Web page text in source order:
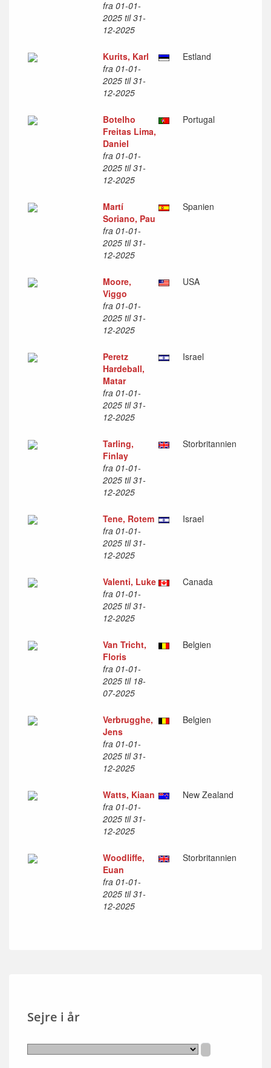
fra 01-01-
2025 til 31-
12-2025
Kurits, Karl
fra 01-01-
2025 til 31-
12-2025
Estland
Botelho
Freitas Lima,
Daniel
fra 01-01-
2025 til 31-
12-2025
Portugal
Martí
Soriano, Pau
fra 01-01-
2025 til 31-
12-2025
Spanien
Moore,
Viggo
fra 01-01-
2025 til 31-
12-2025
USA
Peretz
Hardeball,
Matar
fra 01-01-
2025 til 31-
12-2025
Israel
Tarling,
Finlay
fra 01-01-
2025 til 31-
12-2025
Storbritannien
Tene, Rotem
fra 01-01-
2025 til 31-
12-2025
Israel
Valenti, Luke
fra 01-01-
2025 til 31-
12-2025
Canada
Van Tricht,
Floris
fra 01-01-
2025 til 18-
07-2025
Belgien
Verbrugghe,
Jens
fra 01-01-
2025 til 31-
12-2025
Belgien
Watts, Kiaan
fra 01-01-
2025 til 31-
12-2025
New Zealand
Woodliffe,
Euan
fra 01-01-
2025 til 31-
12-2025
Storbritannien
Sejre i år